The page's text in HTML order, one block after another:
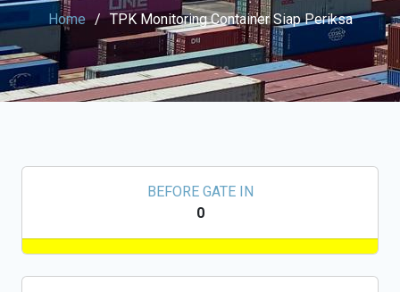
Home TPK Monitoring Container Siap Periksa
BEFORE GATE IN
0